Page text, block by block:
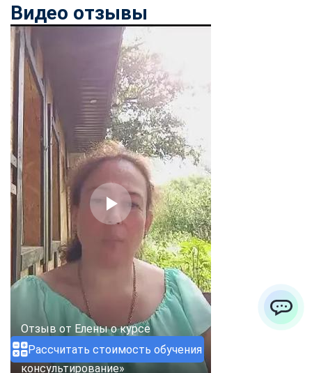
Рассчитать стоимость обучения
Видео отзывы
Отзыв от Елены о курсе
повышения квалификации
«Психологическое доабортное
консультирование»
ChatApp